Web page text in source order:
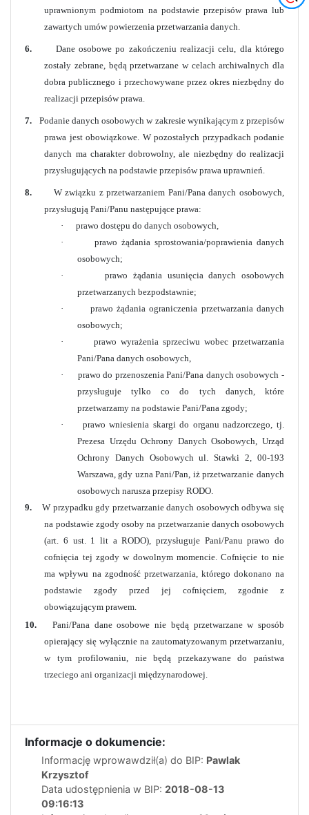
uprawnionym podmiotom na podstawie przepisów prawa lub
zawartych umów powierzenia przetwarzania danych.
6.
Dane osobowe po zakończeniu realizacji celu, dla którego
zostały zebrane, będą przetwarzane w celach archiwalnych dla
dobra publicznego i przechowywane przez okres niezbędny do
realizacji przepisów prawa.
7.
Podanie danych osobowych w zakresie wynikającym z przepisów
prawa jest obowiązkowe. W pozostałych przypadkach podanie
danych ma charakter dobrowolny, ale niezbędny do realizacji
przysługujących na podstawie przepisów prawa uprawnień.
8.
W związku z przetwarzaniem Pani/Pana danych osobowych,
przysługują Pani/Panu następujące prawa:
·
prawo dostępu do danych osobowych,
·
prawo żądania sprostowania/poprawienia danych
osobowych;
·
prawo żądania usunięcia danych osobowych
przetwarzanych bezpodstawnie;
·
prawo żądania ograniczenia przetwarzania danych
osobowych;
·
prawo wyrażenia sprzeciwu wobec przetwarzania
Pani/Pana danych osobowych,
·
prawo do przenoszenia Pani/Pana danych osobowych -
przysługuje tylko co do tych danych, które
przetwarzamy na podstawie Pani/Pana zgody;
·
prawo wniesienia skargi do organu nadzorczego, tj.
Prezesa Urzędu Ochrony Danych Osobowych, Urząd
Ochrony Danych Osobowych ul. Stawki 2, 00-193
Warszawa, gdy uzna Pani/Pan, iż przetwarzanie danych
osobowych narusza przepisy RODO.
9.
W przypadku gdy przetwarzanie danych osobowych odbywa się
na podstawie zgody osoby na przetwarzanie danych osobowych
(art. 6 ust. 1 lit a RODO), przysługuje Pani/Panu prawo do
cofnięcia tej zgody w dowolnym momencie. Cofnięcie to nie
ma wpływu na zgodność przetwarzania, którego dokonano na
podstawie zgody przed jej cofnięciem, zgodnie z
obowiązującym prawem.
10.
Pani/Pana dane osobowe nie będą przetwarzane w sposób
opierający się wyłącznie na zautomatyzowanym przetwarzaniu,
w tym profilowaniu, nie będą przekazywane do państwa
trzeciego ani organizacji międzynarodowej.
Informacje o dokumencie:
Informację wprowawdził(a) do BIP: Pawlak
Krzysztof
Data udostępnienia w BIP: 2018-08-13
09:16:13